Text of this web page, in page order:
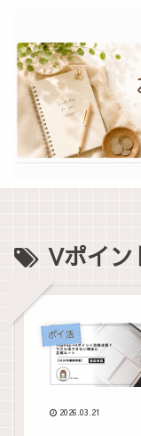
Vポイ
ポイ活
2026.03.21